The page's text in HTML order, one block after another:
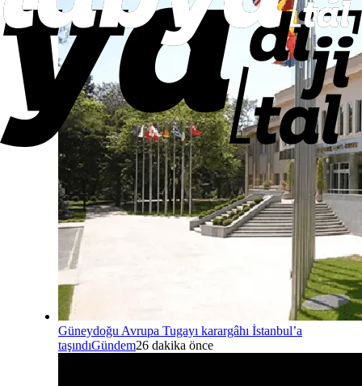
Güneydoğu Avrupa Tugayı karargâhı İstanbul’a
taşındıGündem26 dakika önce